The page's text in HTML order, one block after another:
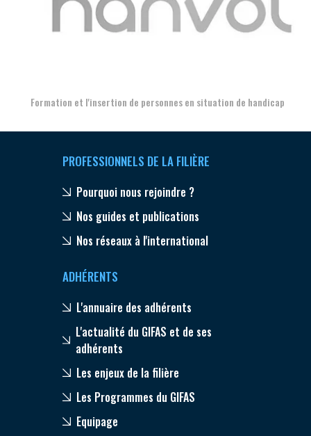
Formation et l'insertion de personnes en situation de handicap
PROFESSIONNELS DE LA FILIÈRE
Pourquoi nous rejoindre ?
Nos guides et publications
Nos réseaux à l'international
ADHÉRENTS
L'annuaire des adhérents
L'actualité du GIFAS et de ses
adhérents
Les enjeux de la filière
Les Programmes du GIFAS
Equipage